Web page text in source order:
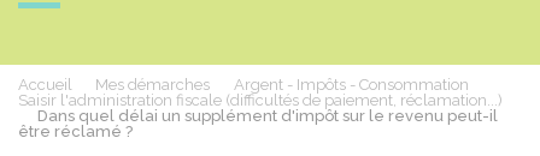
Accueil Mes démarches
Argent - Impôts - Consommation
Saisir l'administration fiscale (difficultés de paiement, réclamation...)
Dans quel délai un supplément d'impôt sur le revenu peut-il
être réclamé ?